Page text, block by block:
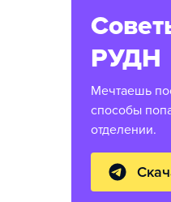
РУДН
Мечтаешь
способы
отделении.